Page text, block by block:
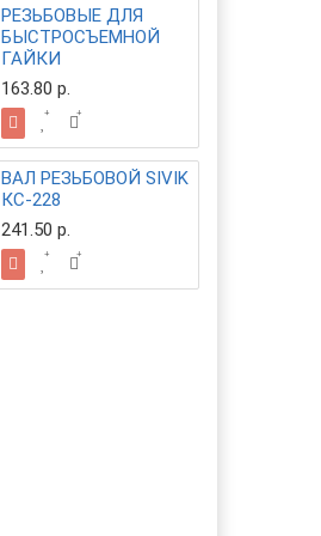
РЕЗЬБОВЫЕ ДЛЯ
БЫСТРОСЪЕМНОЙ
ГАЙКИ
163.80 р.
ВАЛ РЕЗЬБОВОЙ SIVIK
КС-228
241.50 р.